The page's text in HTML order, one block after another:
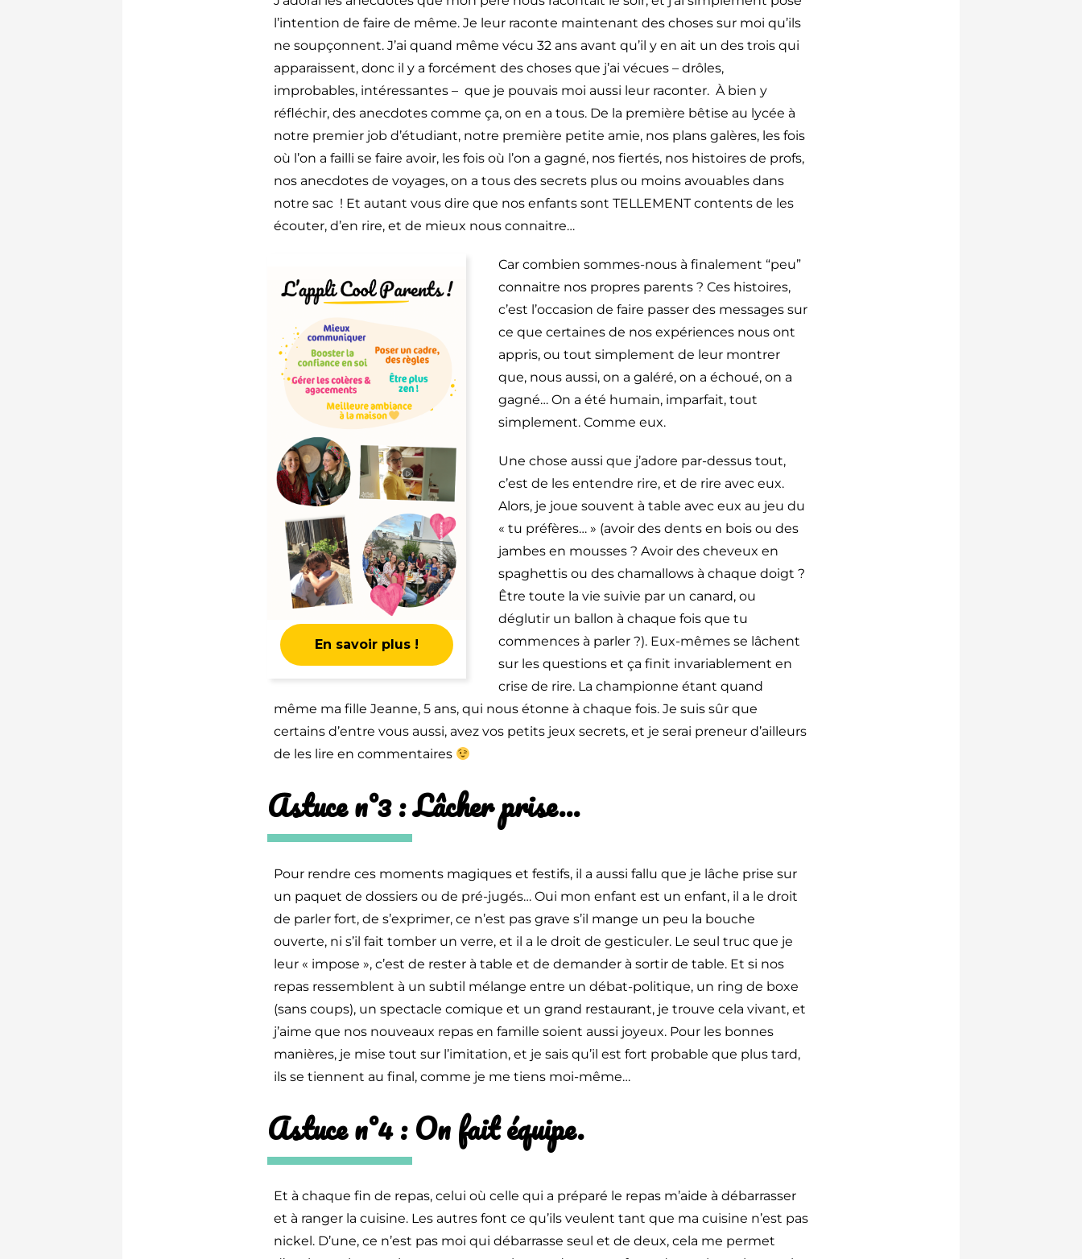
l’intention de faire de même. Je leur raconte maintenant des choses sur moi qu’ils
ne soupçonnent. J’ai quand même vécu 32 ans avant qu’il y en ait un des trois qui
apparaissent, donc il y a forcément des choses que j’ai vécues – drôles,
improbables, intéressantes – que je pouvais moi aussi leur raconter. À bien y
réfléchir, des anecdotes comme ça, on en a tous. De la première bêtise au lycée à
notre premier job d’étudiant, notre première petite amie, nos plans galères, les fois
où l’on a failli se faire avoir, les fois où l’on a gagné, nos fiertés, nos histoires de profs,
nos anecdotes de voyages, on a tous des secrets plus ou moins avouables dans
notre sac ! Et autant vous dire que nos enfants sont TELLEMENT contents de les
écouter, d’en rire, et de mieux nous connaitre…
En savoir plus !
Car combien sommes-nous à finalement “peu”
connaitre nos propres parents ? Ces histoires,
c’est l’occasion de faire passer des messages sur
ce que certaines de nos expériences nous ont
appris, ou tout simplement de leur montrer
que, nous aussi, on a galéré, on a échoué, on a
gagné… On a été humain, imparfait, tout
simplement. Comme eux.
Une chose aussi que j’adore par-dessus tout,
c’est de les entendre rire, et de rire avec eux.
Alors, je joue souvent à table avec eux au jeu du
« tu préfères… » (avoir des dents en bois ou des
jambes en mousses ? Avoir des cheveux en
spaghettis ou des chamallows à chaque doigt ?
Être toute la vie suivie par un canard, ou
déglutir un ballon à chaque fois que tu
commences à parler ?). Eux-mêmes se lâchent
sur les questions et ça finit invariablement en
crise de rire. La championne étant quand
même ma fille Jeanne, 5 ans, qui nous étonne à chaque fois. Je suis sûr que
certains d’entre vous aussi, avez vos petits jeux secrets, et je serai preneur d’ailleurs
de les lire en commentaires
Astuce n°3 : Lâcher prise…
Pour rendre ces moments magiques et festifs, il a aussi fallu que je lâche prise sur
un paquet de dossiers ou de pré-jugés… Oui mon enfant est un enfant, il a le droit
de parler fort, de s’exprimer, ce n’est pas grave s’il mange un peu la bouche
ouverte, ni s’il fait tomber un verre, et il a le droit de gesticuler. Le seul truc que je
leur « impose », c’est de rester à table et de demander à sortir de table. Et si nos
repas ressemblent à un subtil mélange entre un débat-politique, un ring de boxe
(sans coups), un spectacle comique et un grand restaurant, je trouve cela vivant, et
j’aime que nos nouveaux repas en famille soient aussi joyeux. Pour les bonnes
manières, je mise tout sur l’imitation, et je sais qu’il est fort probable que plus tard,
ils se tiennent au final, comme je me tiens moi-même…
Astuce n°4 : On fait équipe.
Et à chaque fin de repas, celui où celle qui a préparé le repas m’aide à débarrasser
et à ranger la cuisine. Les autres font ce qu’ils veulent tant que ma cuisine n’est pas
nickel. D’une, ce n’est pas moi qui débarrasse seul et de deux, cela me permet